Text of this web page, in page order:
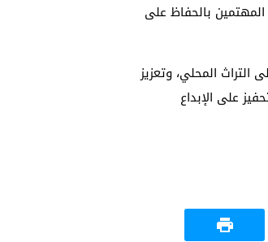
بالحفاظ على
المحلي، وتعزيز
على الإبداع